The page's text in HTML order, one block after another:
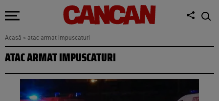
Acasă » atac armat impuscaturi
ATAC ARMAT IMPUSCATURI